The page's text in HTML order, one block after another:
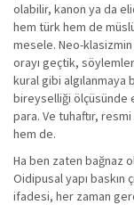
olabilir, kanon ya da
hem türk hem de
mesele. Neo-
orayı geçtik,
kural gibi algılanmaya
bireyselliği ölçüsünde
para. Ve tuhaftır,
hem de.
Ha ben zaten bağnaz
Oidipusal yapı baskın
ifadesi, her zaman